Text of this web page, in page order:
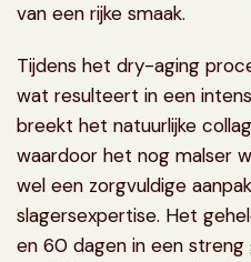
van een rijke smaak.
Tijdens het dry-aging
wat resulteert in een
breekt het natuurlijke
waardoor het nog malser
wel een zorgvuldige
slagersexpertise. Het
en 60 dagen in een